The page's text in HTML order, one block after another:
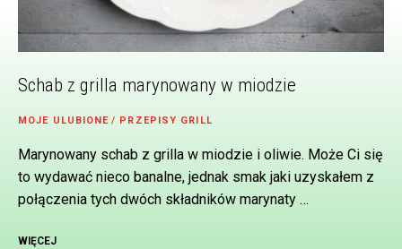
Schab z grilla marynowany w miodzie
MOJE ULUBIONE / PRZEPISY GRILL
Marynowany schab z grilla w miodzie i oliwie. Może Ci się
to wydawać nieco banalne, jednak smak jaki uzyskałem z
połączenia tych dwóch składników marynaty …
WIĘCEJ